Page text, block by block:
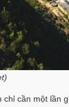
cần một